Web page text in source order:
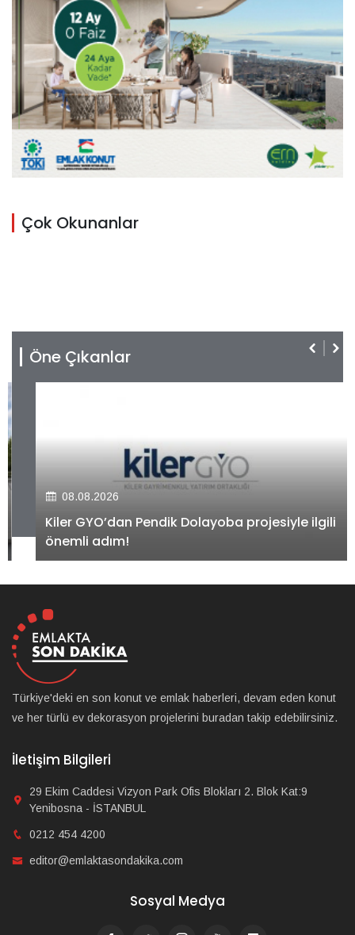
Çok Okunanlar
Öne Çıkanlar
08.08.2026
Kiler GYO’dan Pendik Dolayoba projesiyle ilgili
önemli adım!
Türkiye'deki en son konut ve emlak haberleri, devam eden konut
ve her türlü ev dekorasyon projelerini buradan takip edebilirsiniz.
İletişim Bilgileri
29 Ekim Caddesi Vizyon Park Ofis Blokları 2. Blok Kat:9
Yenibosna - İSTANBUL
0212 454 4200
editor@emlaktasondakika.com
Sosyal Medya